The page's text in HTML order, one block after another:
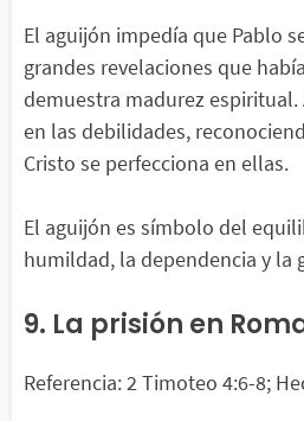
El aguijón impedía que Pablo
grandes revelaciones que
demuestra madurez
en las debilidades,
Cristo se perfecciona en ellas.
El aguijón es símbolo del
humildad, la dependencia y la
9. La prisión en
Referencia: 2 Timoteo 4:6-8;